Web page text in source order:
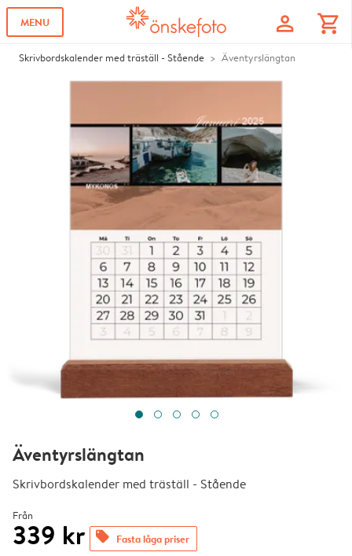
MENU profile shopping_cart
Skrivbordskalender med träställ - Stående Äventyrslängtan
Äventyrslängtan
Skrivbordskalender med träställ - Stående
Från
339 kr offers Fasta låga priser